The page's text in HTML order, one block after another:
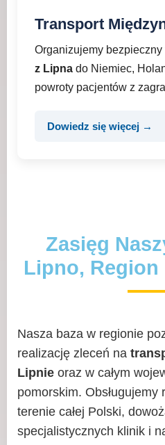
Transport
Organizujemy bezpieczny
z Lipna do Niemiec,
powroty pacjentów z
Dowiedz się więcej →
Zasięg
Lipno, Region
Nasza baza w regionie
realizację zleceń na
Lipnie oraz w całym
pomorskim. Obsługujemy
terenie całej Polski,
specjalistycznych klinik i